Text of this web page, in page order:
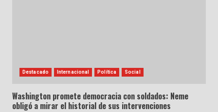
Destacado Internacional Política Social
Washington promete democracia con soldados: Neme
obligó a mirar el historial de sus intervenciones